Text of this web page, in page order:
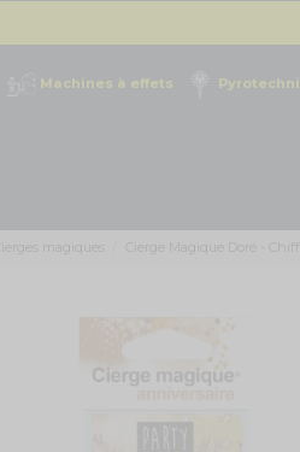
Machines à effets
Cierges magiques Cierge Magique Doré -